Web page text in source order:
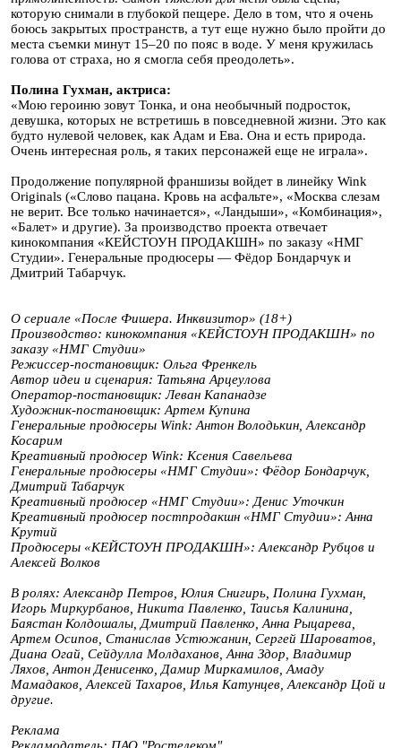
которую снимали в глубокой пещере. Дело в том, что я очень
боюсь закрытых пространств, а тут еще нужно было пройти до
места съемки минут 15–20 по пояс в воде. У меня кружилась
голова от страха, но я смогла себя преодолеть».
Полина Гухман, актриса:
«Мою героиню зовут Тонка, и она необычный подросток,
девушка, которых не встретишь в повседневной жизни. Это как
будто нулевой человек, как Адам и Ева. Она и есть природа.
Очень интересная роль, я таких персонажей еще не играла».
Продолжение популярной франшизы войдет в линейку Wink
Originals («‎Слово пацана. Кровь на асфальте»‎, «Москва слезам
не верит. Все только начинается», «Ландыши», «Комбинация»,
«Балет» и другие). За производство проекта отвечает
кинокомпания «КЕЙСТОУН ПРОДАКШН» по заказу «НМГ
Студии». Генеральные продюсеры — Фёдор Бондарчук и
Дмитрий Табарчук.
О сериале «После Фишера. Инквизитор» (18+)
Производство: кинокомпания «КЕЙСТОУН ПРОДАКШН» по
заказу «НМГ Студии»
Режиссер-постановщик: Ольга Френкель
Автор идеи и сценария: Татьяна Арцеулова
Оператор-постановщик: Леван Капанадзе
Художник-постановщик: Артем Купина
Генеральные продюсеры Wink: Антон Володькин, Александр
Косарим
Креативный продюсер Wink: Ксения Савельева
Генеральные продюсеры «НМГ Студии»: Фёдор Бондарчук,
Дмитрий Табарчук
Креативный продюсер «НМГ Студии»: Денис Уточкин
Креативный продюсер постпродакшн «НМГ Студии»: Анна
Крутий
Продюсеры «КЕЙСТОУН ПРОДАКШН»: Александр Рубцов и
Алексей Волков
В ролях: Александр Петров, Юлия Снигирь, Полина Гухман,
Игорь Миркурбанов, Никита Павленко, Таисья Калинина,
Баястан Колдошалы, Дмитрий Павленко, Анна Рыцарева,
Артем Осипов, Станислав Устюжанин, Сергей Шароватов,
Диана Огай, Сейдулла Молдаханов, Анна Здор, Владимир
Ляхов, Антон Денисенко, Дамир Миркамилов, Амаду
Мамадаков, Алексей Тахаров, Илья Катунцев, Александр Цой и
другие.
Реклама
Рекламодатель: ПАО "Ростелеком"